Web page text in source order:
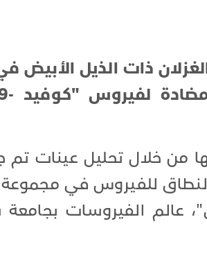
ذات الذيل
من خلال تحليل عينات تم
للفيروس في
عالم الفيروسات